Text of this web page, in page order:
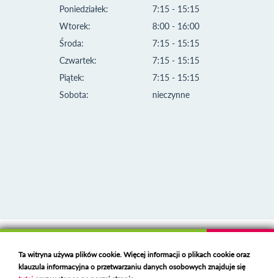
Poniedziałek:
Wtorek:
Środa:
Czwartek:
Piątek:
Sobota:
7:15 - 15:15
8:00 - 16:00
7:15 - 15:15
7:15 - 15:15
7:15 - 15:15
nieczynne
Deklaracja dostępności
Polski serwer RBLhttps://polspam.pl/
Ta witryna używa plików cookie. Więcej informacji o plikach cookie oraz
klauzula informacyjna o przetwarzaniu danych osobowych znajduje się